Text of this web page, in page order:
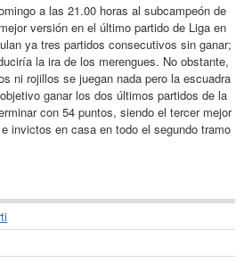
a las 21.00 horas al subcampeón de
versión en el último partido de Liga en
ya tres partidos consecutivos sin ganar;
la ira de los merengues. No obstante,
ni rojillos se juegan nada pero la escuadra
ganar los dos últimos partidos de la
con 54 puntos, siendo el tercer mejor
invictos en casa en todo el segundo tramo